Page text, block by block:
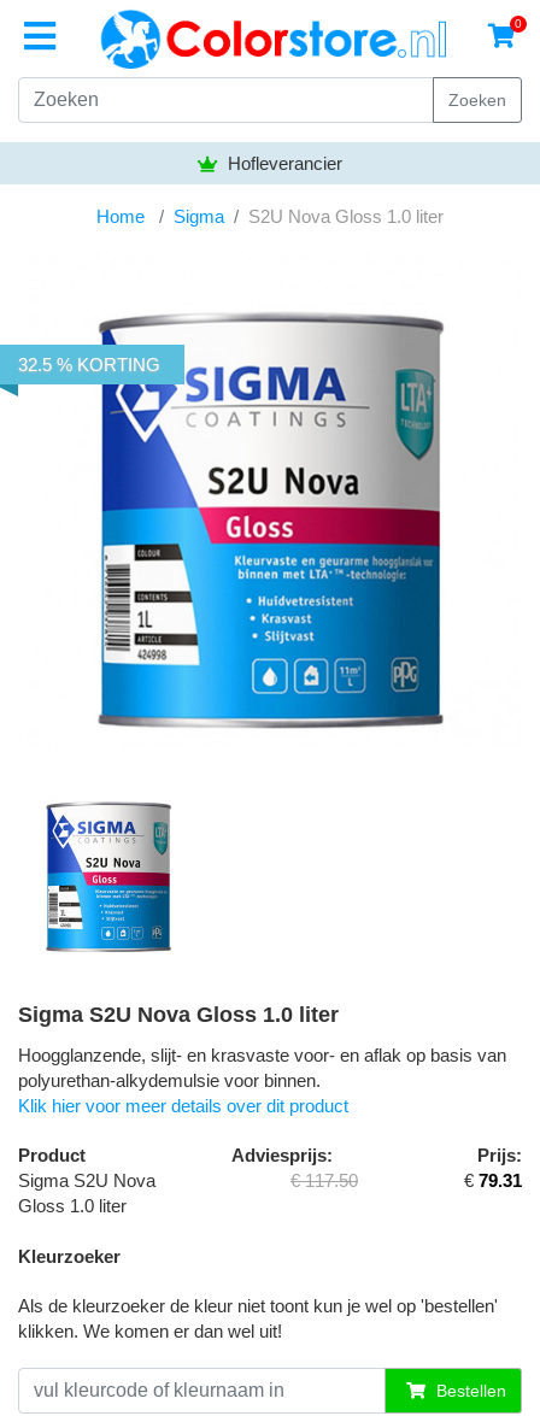
0
Zoeken
Hofleverancier
Home Sigma S2U Nova Gloss 1.0 liter
32.5 % KORTING
Sigma S2U Nova Gloss 1.0 liter
Hoogglanzende, slijt- en krasvaste voor- en aflak op basis van
polyurethan-alkydemulsie voor binnen.
Klik hier voor meer details over dit product
Product Adviesprijs:
Prijs:
Sigma S2U Nova
Gloss 1.0 liter
€ 117.50 € 79.31
Kleurzoeker
Als de kleurzoeker de kleur niet toont kun je wel op 'bestellen'
klikken. We komen er dan wel uit!
Bestellen